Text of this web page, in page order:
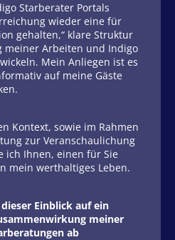
Starberater Portals
wieder eine für
gehalten,“ klare Struktur
meiner Arbeiten und Indigo
Mein Anliegen ist es
auf meine Gäste
Kontext, sowie im Rahmen
zur Veranschaulichung
ich Ihnen, einen für Sie
mein werthaltiges Leben.
Einblick auf ein
meiner
ab